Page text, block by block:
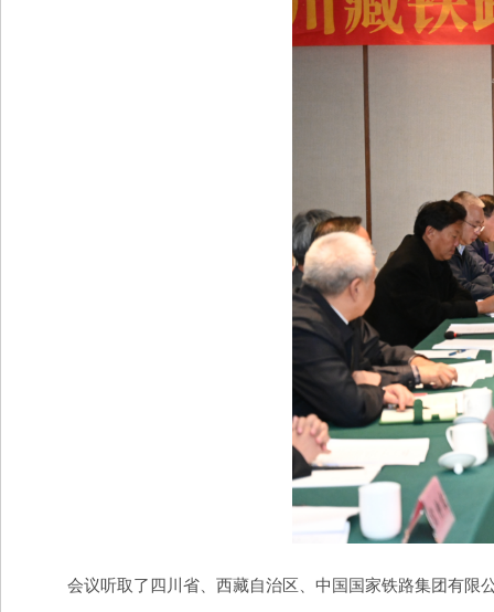
会议听取了四川省、西藏自治区、中国国家铁路集团有限